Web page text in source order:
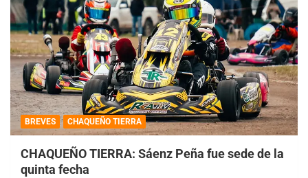
BREVES CHAQUEÑO TIERRA
CHAQUEÑO TIERRA: Sáenz Peña fue sede de la
quinta fecha